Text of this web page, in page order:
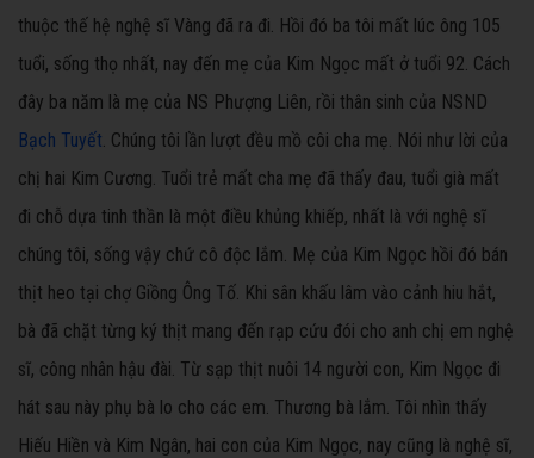
thuộc thế hệ nghệ sĩ Vàng đã ra đi. Hồi đó ba tôi mất lúc ông 105
tuổi, sống thọ nhất, nay đến mẹ của Kim Ngọc mất ở tuổi 92. Cách
đây ba năm là mẹ của NS Phượng Liên, rồi thân sinh của NSND
Bạch Tuyết . Chúng tôi lần lượt đều mồ côi cha mẹ. Nói như lời của
chị hai Kim Cương. Tuổi trẻ mất cha mẹ đã thấy đau, tuổi già mất
đi chỗ dựa tinh thần là một điều khủng khiếp, nhất là với nghệ sĩ
chúng tôi, sống vậy chứ cô độc lắm. Mẹ của Kim Ngọc hồi đó bán
thịt heo tại chợ Giồng Ông Tố. Khi sân khấu lâm vào cảnh hiu hắt,
bà đã chặt từng ký thịt mang đến rạp cứu đói cho anh chị em nghệ
sĩ, công nhân hậu đài. Từ sạp thịt nuôi 14 người con, Kim Ngọc đi
hát sau này phụ bà lo cho các em. Thương bà lắm. Tôi nhìn thấy
Hiếu Hiền và Kim Ngân, hai con của Kim Ngọc, nay cũng là nghệ sĩ,